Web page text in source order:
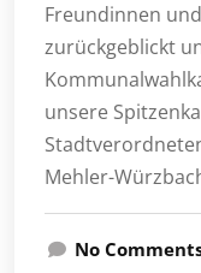
Freundinnen
zurückgeblickt
unsere
Mehler-
No